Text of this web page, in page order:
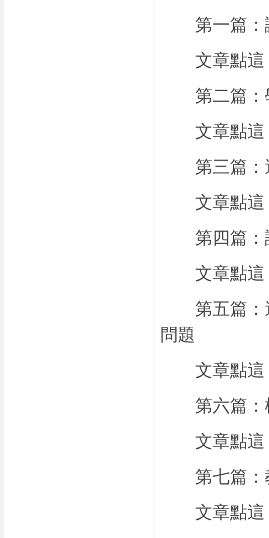
第一篇：讓
文章點這
第二篇：學
文章點這
第三篇：
文章點這
第四篇：課
文章點這
第五篇：這
問題
文章點這
第六篇：
文章點這
第七篇：教
文章點這